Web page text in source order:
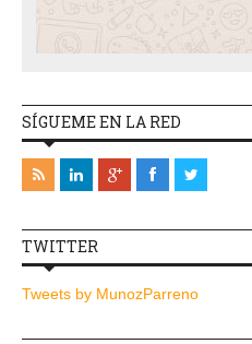
SÍGUEME EN LA RED
TWITTER
Tweets by MunozParreno